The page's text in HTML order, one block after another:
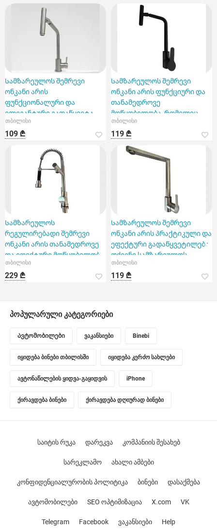
Სამზარეულოს შემრევი
ონკანი არის
ფუნქციონალური და
ელეგანტური გადაწყვეტა
ნებისმიერი
სამზარეულოსთვის
თბილისი
109 ₾
Სამზარეულოს შემრევი
ონკანი არის ფუნქციური და
თანამედროვე
მოწყობილობა, რომელიც
ხაზგასმით გამოირჩევა თ
თბილისი
119 ₾
Სამზარეულოს
რეგულირებადი შემრევი
ონკანი არის თანამედროვე
და ეფექტური მოწყობილობა
თქვენი სამზარეულოსთ
თბილისი
229 ₾
Სამზარეულოს შემრევი
ონკანი არის პრაქტიკული და
ეფექტური გადაწყვეტილება
თქვენი სამზარეულოს
სანტექნიკის
თბილისი
119 ₾
პოპულარული კატეგორიები
Ავტომობილები ვაკანსიები Binebi
იყიდება ბინები თბილისში იყიდება კერძო სახლები
ავტონაწილების ყიდვა-გაყიდვის iPhone
ქირავდება ბინები ქირავდება დღიურად ბინები
საიტის რუკა დარეკვა კომპანიის შესახებ
სარეკლამო ახალი ამბები
კონფიდენციალურობის პოლიტიკა ბინები დასაქმება
ავტომობილები SEO ოპტიმიზაცია X.com VK
Telegram Facebook ვაკანსიები Help